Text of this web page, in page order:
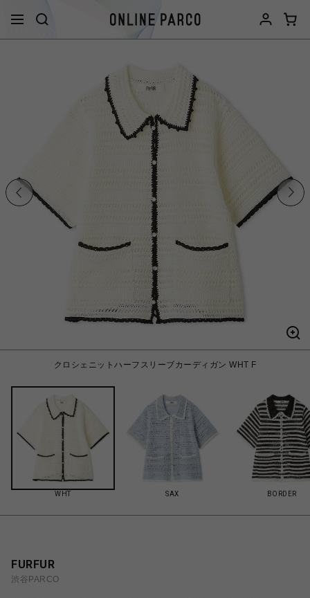
クロシェニットハーフスリーブカーディガン WHT F
WHT SAX BORDER
FURFUR
渋谷PARCO